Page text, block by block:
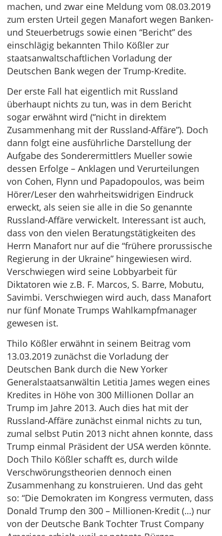
machen, und zwar eine Meldung vom 08.03.2019
zum ersten Urteil gegen Manafort wegen Banken-
und Steuerbetrugs sowie einen “Bericht” des
einschlägig bekannten Thilo Kößler zur
staatsanwaltschaftlichen Vorladung der
Deutschen Bank wegen der Trump-Kredite.
Der erste Fall hat eigentlich mit Russland
überhaupt nichts zu tun, was in dem Bericht
sogar erwähnt wird (“nicht in direktem
Zusammenhang mit der Russland-Affäre”). Doch
dann folgt eine ausführliche Darstellung der
Aufgabe des Sonderermittlers Mueller sowie
dessen Erfolge – Anklagen und Verurteilungen
von Cohen, Flynn und Papadopoulos, was beim
Hörer/Leser den wahrheitswidrigen Eindruck
erweckt, als seien sie alle in die So genannte
Russland-Affäre verwickelt. Interessant ist auch,
dass von den vielen Beratungstätigkeiten des
Herrn Manafort nur auf die “frühere prorussische
Regierung in der Ukraine” hingewiesen wird.
Verschwiegen wird seine Lobbyarbeit für
Diktatoren wie z.B. F. Marcos, S. Barre, Mobutu,
Savimbi. Verschwiegen wird auch, dass Manafort
nur fünf Monate Trumps Wahlkampfmanager
gewesen ist.
Thilo Kößler erwähnt in seinem Beitrag vom
13.03.2019 zunächst die Vorladung der
Deutschen Bank durch die New Yorker
Generalstaatsanwältin Letitia James wegen eines
Kredites in Höhe von 300 Millionen Dollar an
Trump im Jahre 2013. Auch dies hat mit der
Russland-Affäre zunächst einmal nichts zu tun,
zumal selbst Putin 2013 nicht ahnen konnte, dass
Trump einmal Präsident der USA werden könnte.
Doch Thilo Kößler schafft es, durch wilde
Verschwörungstheorien dennoch einen
Zusammenhang zu konstruieren. Und das geht
so: “Die Demokraten im Kongress vermuten, dass
Donald Trump den 300 – Millionen-Kredit (…) nur
von der Deutsche Bank Tochter Trust Company